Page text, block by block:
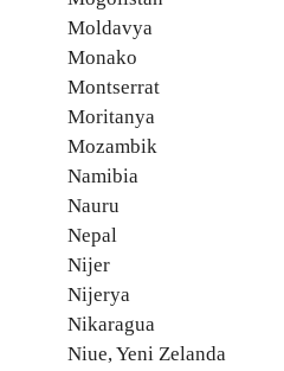
Moldavya
Monako
Montserrat
Moritanya
Mozambik
Namibia
Nauru
Nepal
Nijer
Nijerya
Nikaragua
Niue, Yeni Zelanda